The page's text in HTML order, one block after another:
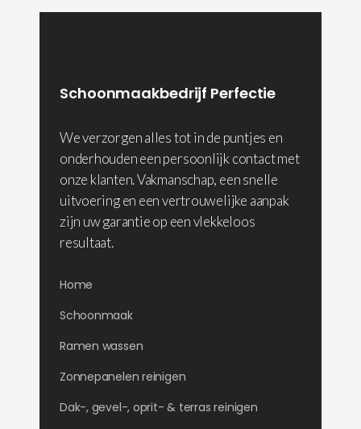
Schoonmaakbedrijf Perfectie
We verzorgen alles tot in de puntjes en
onderhouden een persoonlijk contact met
onze klanten. Vakmanschap, een snelle
uitvoering en een vertrouwelijke aanpak
zijn uw garantie op een vlekkeloos
resultaat.
Home
Schoonmaak
Ramen wassen
Zonnepanelen reinigen
Dak-, gevel-, oprit- & terras reinigen